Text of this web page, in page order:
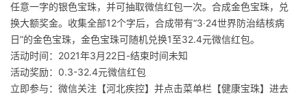
任意一字的银色宝珠，并可抽取微信红包一次。合成金色宝珠，兑
换大额奖金。收集全部12个字后，合成带有“3·24世界防治结核病
日”的金色宝珠，金色宝珠可随机兑换1至32.4元微信红包。
活动时间：2021年3月22日-结束时间未知
活动奖励：0.3-32.4元微信红包
立即参与：微信关注【河北疾控】并点击菜单栏【健康宝珠】进去